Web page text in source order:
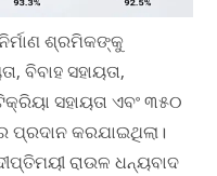
ଶ୍ରମିକଙ୍କୁ
ବିବାହ ସହାୟତା,
ସହାୟତା ଏବଂ ୩୫୦
କରଯାଇଥିଲା।
ରାଉଳ ଧନ୍ୟବାଦ